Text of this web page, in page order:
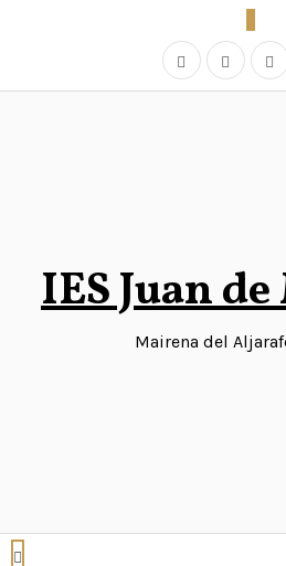
IES Juan
Mairena del